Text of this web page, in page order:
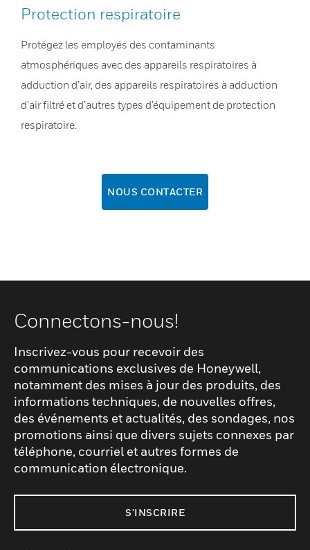
Protection respiratoire
Protégez les employés des contaminants
atmosphériques avec des appareils respiratoires à
adduction d’air, des appareils respiratoires à adduction
d’air filtré et d’autres types d’équipement de protection
respiratoire.
NOUS CONTACTER
Connectons-nous!
Inscrivez-vous pour recevoir des
communications exclusives de Honeywell,
notamment des mises à jour des produits, des
informations techniques, de nouvelles offres,
des événements et actualités, des sondages, nos
promotions ainsi que divers sujets connexes par
téléphone, courriel et autres formes de
communication électronique.
S'INSCRIRE